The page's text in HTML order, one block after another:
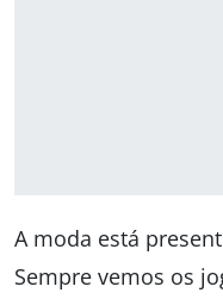
A moda está
Sempre vemos os